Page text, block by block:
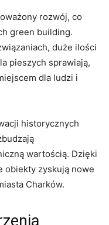
rozwój, ⁢co
green building.
duże ilości
pieszych sprawiają,
dla ludzi i
historycznych
wartością. Dzięki
obiekty zyskują nowe
Charków.